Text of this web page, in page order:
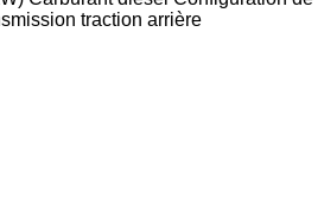
traction arrière